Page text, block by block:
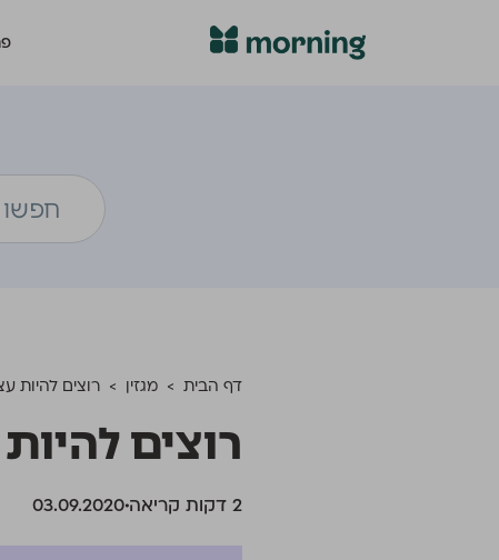
דף הבית > מגזין > רוצים להיות
רוצים
‫2 דקות קריאה 03.09.2020